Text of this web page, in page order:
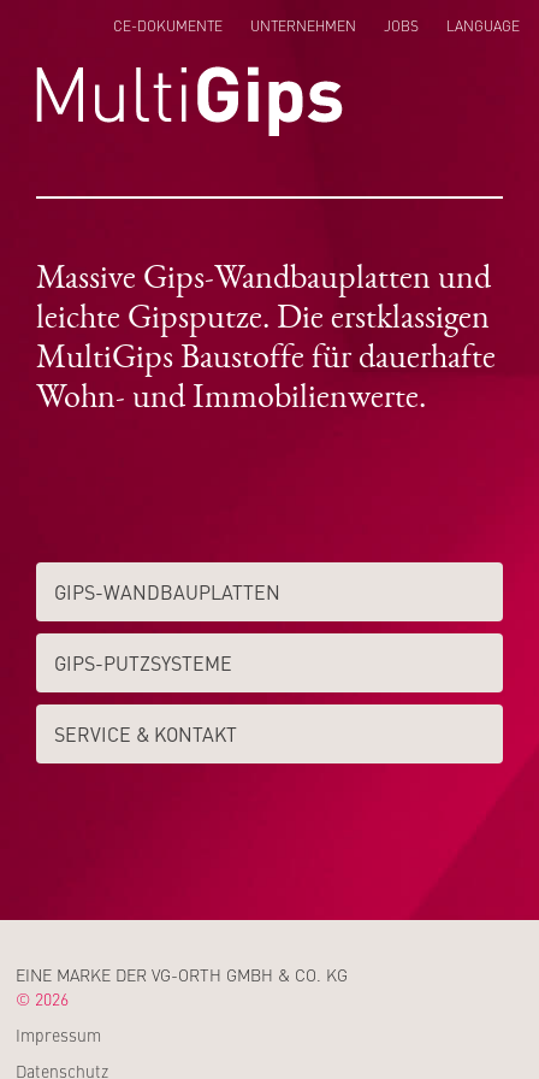
CE-DOKUMENTE UNTERNEHMEN JOBS
LANGUAGE
Massive Gips-Wandbauplatten und
leichte Gipsputze. Die erstklassigen
MultiGips Baustoffe für dauerhafte
Wohn- und Immobilienwerte.
GIPS-WAND­­BAUPLATTEN
GIPS-PUTZSYSTEME
SERVICE & KONTAKT
EINE MARKE DER VG-ORTH GMBH & CO. KG
© 2026
Impressum
Datenschutz